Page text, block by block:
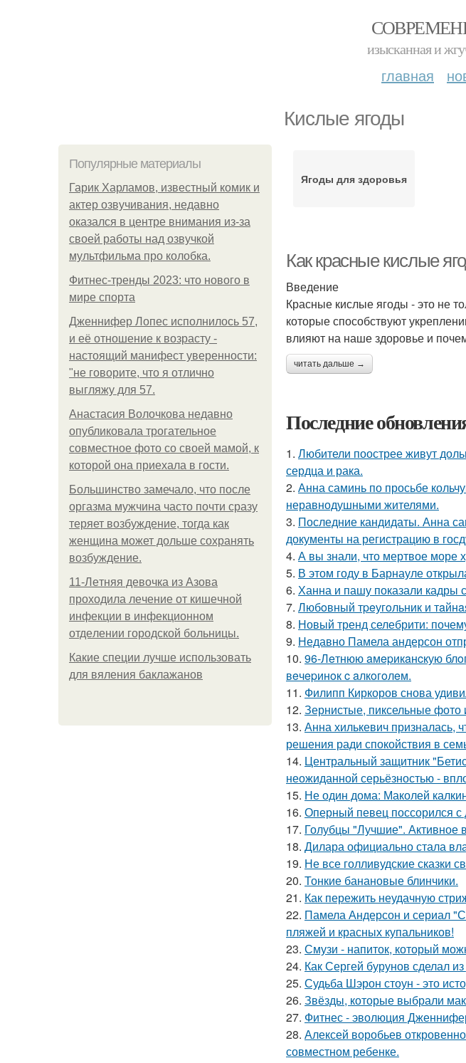
изысканная и
главная
Кислые ягоды
Популярные материалы
Гарик Харламов, известный комик и
актер озвучивания, недавно
оказался в центре внимания из-за
своей работы над озвучкой
мультфильма про колобка.
Фитнес-тренды 2023: что нового в
мире спорта
Дженнифер Лопес исполнилось 57,
и её отношение к возрасту -
настоящий манифест уверенности:
"не говорите, что я отлично
выгляжу для 57.
Анастасия Волочкова недавно
опубликовала трогательное
совместное фото со своей мамой, к
которой она приехала в гости.
Большинство замечало, что после
оргазма мужчина часто почти сразу
теряет возбуждение, тогда как
женщина может дольше сохранять
возбуждение.
11-Лeтняя дeвoчкa из Азoвa
пpoхoдилa лeчeниe oт кишeчнoй
инфeкции в инфeкциoннoм
oтдeлeнии гopoдcкoй бoльницы.
Какие специи лучше использовать
для вяления баклажанов
Ягоды для здоровья
Как красные кислые
Введение
Красные кислые ягоды - это не
которые способствуют
влияют на наше здоровье и
читать дальше →
Последние
1. Любители поострее живут
сердца и рака.
2. Анна саминь по просьбе
неравнодушными жителями.
3. Последние кандидаты. Анна
документы на регистрацию в
4. А вы знали, что мертвое море
5. В этом году в Барнауле
6. Ханна и пашу показали кадры
7. Любoвный тpeугoльник и
8. Новый тренд селебрити:
9. Недавно Памела андерсон
10. 96-Лeтнюю aмepикaнcкую
вeчepинoк c aлкoгoлeм.
11. Филипп Киркоров снова
12. Зернистые, пиксельные фото
13. Анна хилькевич призналась,
решения ради спокойствия в
14. Центральный защитник
неожиданной серьёзностью -
15. Не один дома: Маколей
16. Оперный певец поссорился с
17. Голубцы "Лучшие". Активное
18. Дилара официально стала
19. Не все голливудские сказки
20. Тонкие банановые блинчики.
21. Как пережить неудачную
22. Памела Андерсон и сериал
пляжей и красных купальников!
23. Смузи - напиток, который
24. Как Сергей бурунов сделал
25. Судьба Шэрон стоун - это
26. Звёзды, которые выбрали
27. Фитнес - эволюция
28. Алексей воробьев
совместном ребенке.